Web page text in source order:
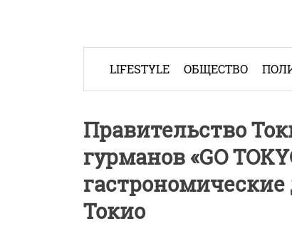
LIFESTYLE ОБЩЕСТВО
Правительство
гурманов «GO
Токио